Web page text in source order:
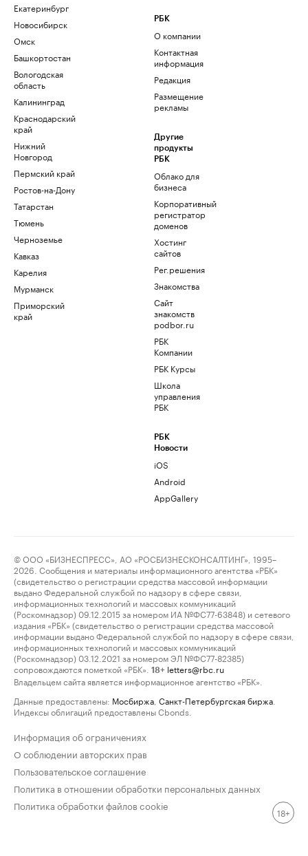
Екатеринбург
Новосибирск
Омск
Башкортостан
Вологодская
область
Калининград
Краснодарский
край
Нижний
Новгород
Пермский край
Ростов-на-Дону
Татарстан
Тюмень
Черноземье
Кавказ
Карелия
Мурманск
Приморский
край
РБК
О компании
Контактная
информация
Редакция
Размещение
рекламы
Другие
продукты
РБК
Облако для
бизнеса
Корпоративный
регистратор
доменов
Хостинг
сайтов
Рег.решения
Знакомства
Сайт
знакомств
podbor.ru
РБК
Компании
РБК Курсы
Школа
управления
РБК
РБК
Новости
iOS
Android
AppGallery
© ООО «БИЗНЕСПРЕСС», АО «РОСБИЗНЕСКОНСАЛТИНГ», 1995–
2026. Сообщения и материалы информационного агентства «РБК»
(свидетельство о регистрации средства массовой информации
выдано Федеральной службой по надзору в сфере связи,
информационных технологий и массовых коммуникаций
(Роскомнадзор) 09.12.2015 за номером ИА №ФС77-63848) и сетевого
издания «РБК» (свидетельство о регистрации средства массовой
информации выдано Федеральной службой по надзору в сфере связи,
информационных технологий и массовых коммуникаций
(Роскомнадзор) 03.12.2021 за номером ЭЛ №ФС77-82385)
сопровождаются пометкой «РБК».
18+ letters@rbc.ru
Владельцем сайта является информационное агентство «РБК».
Данные предоставлены: Мосбиржа Санкт-Петербургская биржа
Индексы облигаций предоставлены Cbonds.
Информация об ограничениях
О соблюдении авторских прав
Пользовательское соглашение
Политика в отношении обработки персональных данных
Политика обработки файлов cookie
18+